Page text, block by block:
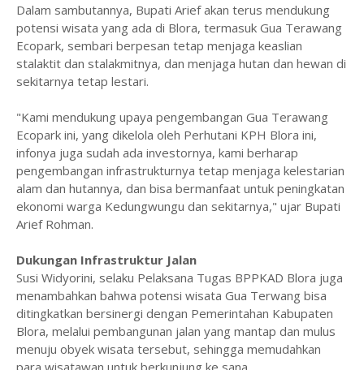
Dalam sambutannya, Bupati Arief akan terus mendukung
potensi wisata yang ada di Blora, termasuk Gua Terawang
Ecopark, sembari berpesan tetap menjaga keaslian
stalaktit dan stalakmitnya, dan menjaga hutan dan hewan di
sekitarnya tetap lestari.
"Kami mendukung upaya pengembangan Gua Terawang
Ecopark ini, yang dikelola oleh Perhutani KPH Blora ini,
infonya juga sudah ada investornya, kami berharap
pengembangan infrastrukturnya tetap menjaga kelestarian
alam dan hutannya, dan bisa bermanfaat untuk peningkatan
ekonomi warga Kedungwungu dan sekitarnya," ujar Bupati
Arief Rohman.
Dukungan Infrastruktur Jalan
Susi Widyorini, selaku Pelaksana Tugas BPPKAD Blora juga
menambahkan bahwa potensi wisata Gua Terwang bisa
ditingkatkan bersinergi dengan Pemerintahan Kabupaten
Blora, melalui pembangunan jalan yang mantap dan mulus
menuju obyek wisata tersebut, sehingga memudahkan
para wisatawan untuk berkunjung ke sana.